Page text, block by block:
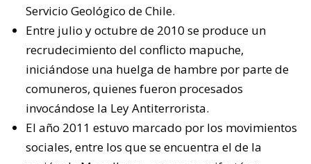
Servicio Geológico de Chile.
Entre julio y octubre de 2010 se produce un
recrudecimiento del conflicto mapuche,
iniciándose una huelga de hambre por parte de
comuneros, quienes fueron procesados
invocándose la Ley Antiterrorista.
El año 2011 estuvo marcado por los movimientos
sociales, entre los que se encuentra el de la